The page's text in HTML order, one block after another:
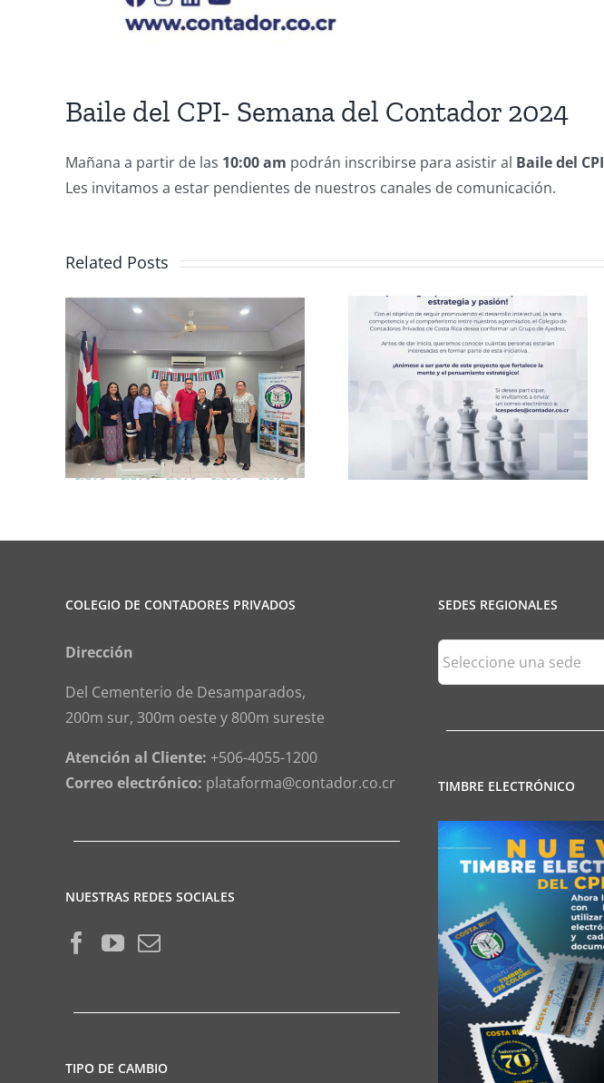
Baile del CPI- Semana del Contador 2024
Mañana a partir de las 10:00 am podrán inscribirse para asistir al Baile del CPI
Les invitamos a estar pendientes de nuestros canales de comunicación.
Related Posts
Club de Ajedrez CCPCR Informa
COLEGIO DE CONTADORES PRIVADOS
Dirección
Del Cementerio de Desamparados,
200m sur, 300m oeste y 800m sureste
Atención al Cliente: +506-4055-1200
Correo electrónico: plataforma@contador.co.cr
NUESTRAS REDES SOCIALES
TIPO DE CAMBIO
SEDES REGIONALES
Sedes
Regionales
TIMBRE ELECTRÓNICO